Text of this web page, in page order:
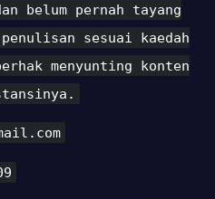
belum pernah tayang
sesuai kaedah
menyunting konten